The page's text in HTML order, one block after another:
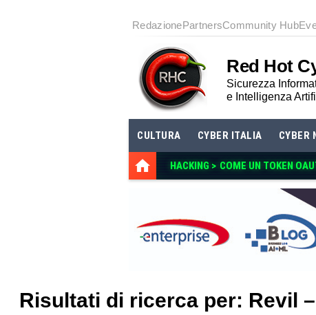
RedazionePartnersCommunity Hub
Red Hot
Sicurezza
e Intelligenza
CULTURA CYBER ITALIA CYBER
HACKING > COME UN TOKEN
Risultati di ricerca per: Revil